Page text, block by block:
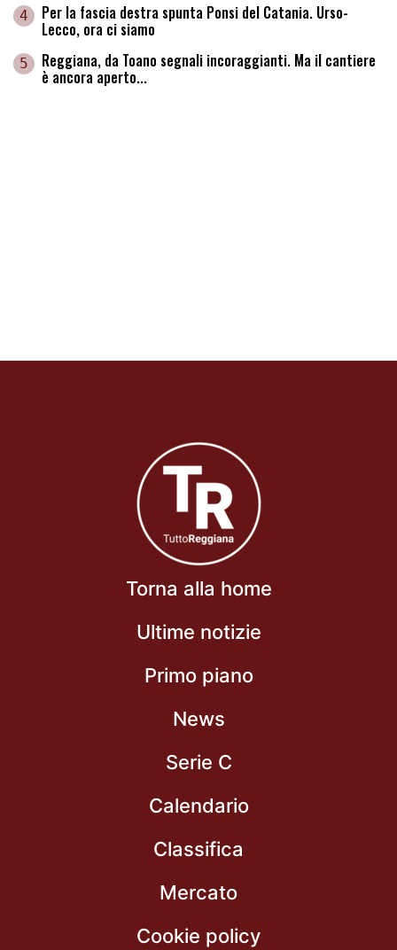
4 Per la fascia destra spunta Ponsi del Catania. Urso-
Lecco, ora ci siamo
5 Reggiana, da Toano segnali incoraggianti. Ma il cantiere
è ancora aperto...
Torna alla home
Ultime notizie
Primo piano
News
Serie C
Calendario
Classifica
Mercato
Cookie policy